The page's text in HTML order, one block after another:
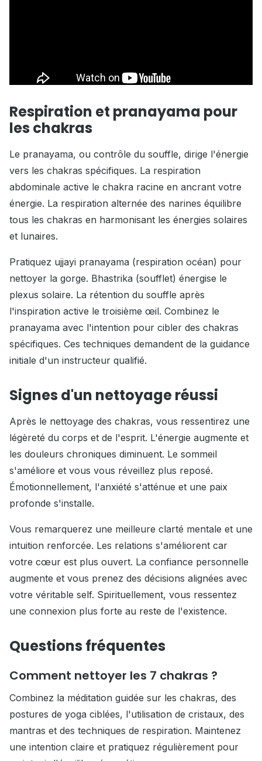
Respiration et pranayama pour
les chakras
Le pranayama, ou contrôle du souffle, dirige l'énergie
vers les chakras spécifiques. La respiration
abdominale active le chakra racine en ancrant votre
énergie. La respiration alternée des narines équilibre
tous les chakras en harmonisant les énergies solaires
et lunaires.
Pratiquez ujjayi pranayama (respiration océan) pour
nettoyer la gorge. Bhastrika (soufflet) énergise le
plexus solaire. La rétention du souffle après
l'inspiration active le troisième œil. Combinez le
pranayama avec l'intention pour cibler des chakras
spécifiques. Ces techniques demandent de la guidance
initiale d'un instructeur qualifié.
Signes d'un nettoyage réussi
Après le nettoyage des chakras, vous ressentirez une
légèreté du corps et de l'esprit. L'énergie augmente et
les douleurs chroniques diminuent. Le sommeil
s'améliore et vous vous réveillez plus reposé.
Émotionnellement, l'anxiété s'atténue et une paix
profonde s'installe.
Vous remarquerez une meilleure clarté mentale et une
intuition renforcée. Les relations s'améliorent car
votre cœur est plus ouvert. La confiance personnelle
augmente et vous prenez des décisions alignées avec
votre véritable self. Spirituellement, vous ressentez
une connexion plus forte au reste de l'existence.
Questions fréquentes
Comment nettoyer les 7 chakras ?
Combinez la méditation guidée sur les chakras, des
postures de yoga ciblées, l'utilisation de cristaux, des
mantras et des techniques de respiration. Maintenez
une intention claire et pratiquez régulièrement pour